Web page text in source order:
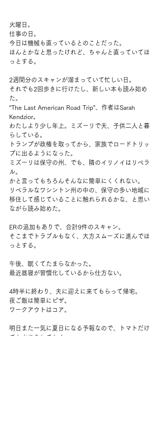
火曜日。
仕事の日。
今日は機械も直っているとのことだった。
ほんとかなと思ったけれど、ちゃんと直っていてほ
っとする。
2週間分のスキャンが溜まっていて忙しい日。
それでも2回歩きに行けたし、新しい本も読み始め
た。
“The Last American Road Trip”、作者はSarah
Kendzior。
わたしより少し年上。ミズーリで夫、子供二人と暮
らしている。
トランプが政権を取ってから、家族でロードトリッ
プに出るようになった。
ミズーリは保守の州、でも、隣のイリノイはリベラ
ル。
かと言ってもちろんそんなに簡単にくくれない。
リベラルなワシントン州の中の、保守の多い地域に
移住して感じていることに触れられるかな、と思い
ながら読み始めた。
ERの追加もありで、合計9件のスキャン。
そこまでトラブルもなく、大方スムーズに進んでほ
っとする。
午後、眠くてたまらなかった。
最近昼寝が習慣化しているから仕方ない。
4時半に終わり、夫に迎えに来てもらって帰宅。
夜ご飯は簡単にピザ。
ワークアウトはコア。
明日また一気に夏日になる予報なので、トマトだけ
でも水やりしておく。